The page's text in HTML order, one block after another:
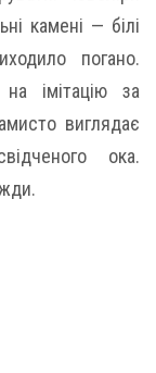
камені — білі
погано.
імітацію за
виглядає
ока.